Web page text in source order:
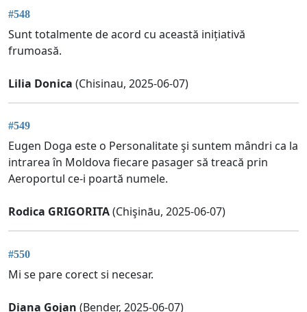
#548
Sunt totalmente de acord cu această inițiativă
frumoasă.
Lilia Donica (Chisinau, 2025-06-07)
#549
Eugen Doga este o Personalitate şi suntem mândri ca la
intrarea în Moldova fiecare pasager să treacă prin
Aeroportul ce-i poartă numele.
Rodica GRIGORITA(Chişināu, 2025-06-07)
#550
Mi se pare corect si necesar.
Diana Gojan (Bender, 2025-06-07)